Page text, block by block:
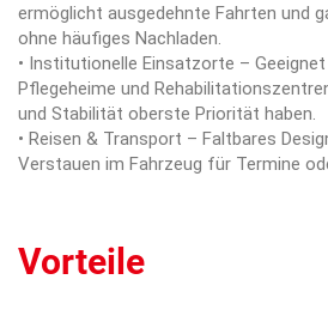
ermöglicht ausgedehnte Fahrten und
ohne häufiges Nachladen.
• Institutionelle Einsatzorte –
Pflegeheime und
und Stabilität oberste Priorität haben.
• Reisen & Transport – Faltbares
Verstauen im Fahrzeug für Termine
Vorteile